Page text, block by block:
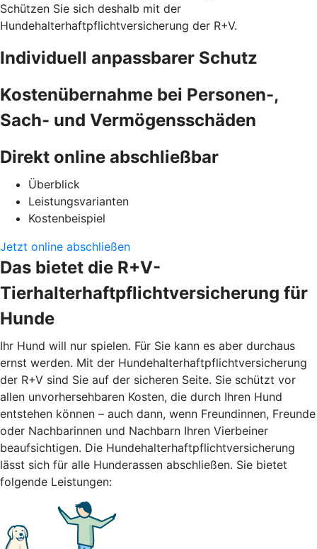
Schützen Sie sich deshalb mit der
Hundehalterhaftpflichtversicherung der R+V.
Individuell anpassbarer Schutz
Kostenübernahme bei Personen-,
Sach- und Vermögensschäden
Direkt online abschließbar
Überblick
Leistungsvarianten
Kostenbeispiel
Jetzt online abschließen
Das bietet die R+V-
Tierhalterhaftpflichtversicherung für
Hunde
Ihr Hund will nur spielen. Für Sie kann es aber durchaus
ernst werden. Mit der Hundehalterhaftpflichtversicherung
der R+V sind Sie auf der sicheren Seite. Sie schützt vor
allen unvorhersehbaren Kosten, die durch Ihren Hund
entstehen können – auch dann, wenn Freundinnen, Freunde
oder Nachbarinnen und Nachbarn Ihren Vierbeiner
beaufsichtigen. Die Hundehalterhaftpflichtversicherung
lässt sich für alle Hunderassen abschließen. Sie bietet
folgende Leistungen: